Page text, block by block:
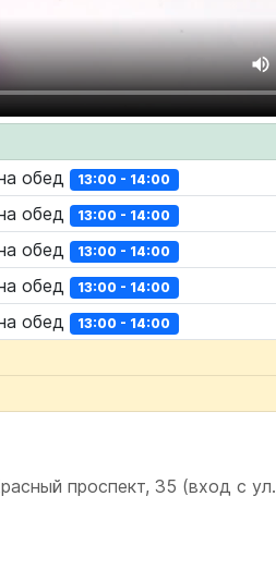
обед 13:00 - 14:00
обед 13:00 - 14:00
обед 13:00 - 14:00
обед 13:00 - 14:00
обед 13:00 - 14:00
проспект, 35 (вход с ул.